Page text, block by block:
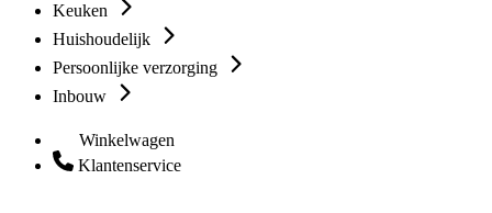
Keuken
Huishoudelijk
Persoonlijke verzorging
Inbouw
Winkelwagen
Klantenservice